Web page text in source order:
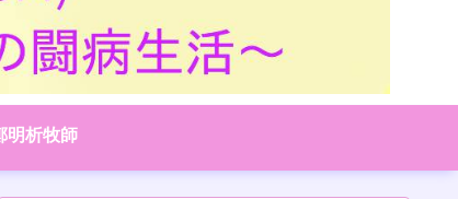
明析牧師